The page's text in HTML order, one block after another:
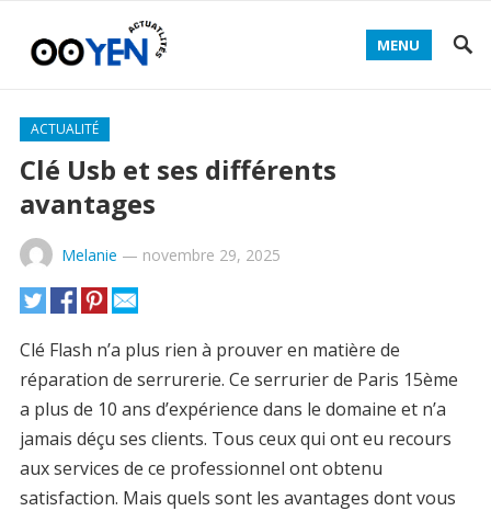
MENU
ACTUALITÉ
Clé Usb et ses différents
avantages
Melanie — novembre 29, 2025
Clé Flash n’a plus rien à prouver en matière de
réparation de serrurerie. Ce serrurier de Paris 15ème
a plus de 10 ans d’expérience dans le domaine et n’a
jamais déçu ses clients. Tous ceux qui ont eu recours
aux services de ce professionnel ont obtenu
satisfaction. Mais quels sont les avantages dont vous